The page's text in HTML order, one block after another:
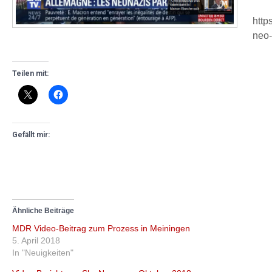
Teilen mit:
Gefällt mir:
Ähnliche Beiträge
MDR Video-Beitrag zum Prozess in Meiningen
5. April 2018
In "Neuigkeiten"